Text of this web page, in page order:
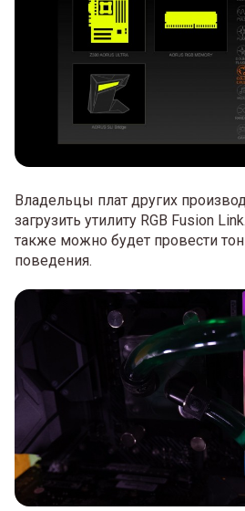
Владельцы плат других
загрузить утилиту RGB Fusion
также можно будет провести
поведения.